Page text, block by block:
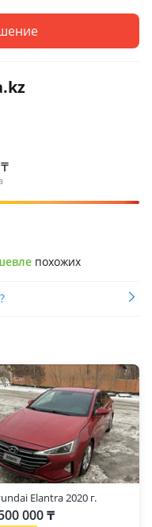
₸
похожих
Elantra 2020 г.
000 ₸